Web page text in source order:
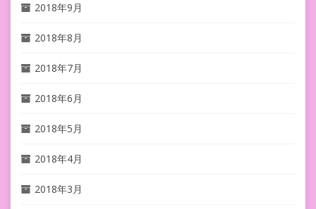
2018年9月
2018年8月
2018年7月
2018年6月
2018年5月
2018年4月
2018年3月